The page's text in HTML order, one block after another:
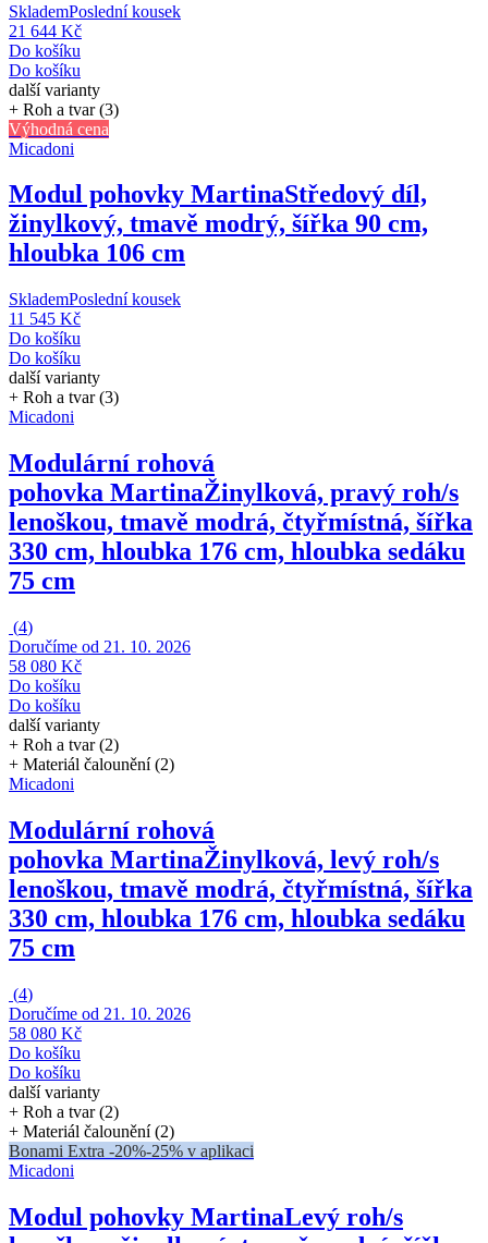
SklademPoslední kousek
21 644 Kč
Do košíku
Do košíku
další varianty
+ Roh a tvar (3)
Výhodná cena
Micadoni
Modul pohovky MartinaStředový díl,
žinylkový, tmavě modrý, šířka 90 cm,
hloubka 106 cm
SklademPoslední kousek
11 545 Kč
Do košíku
Do košíku
další varianty
+ Roh a tvar (3)
Micadoni
Modulární rohová
pohovka MartinaŽinylková, pravý roh/s
lenoškou, tmavě modrá, čtyřmístná, šířka
330 cm, hloubka 176 cm, hloubka sedáku
75 cm
(4)
Doručíme od 21. 10. 2026
58 080 Kč
Do košíku
Do košíku
další varianty
+ Roh a tvar (2)
+ Materiál čalounění (2)
Micadoni
Modulární rohová
pohovka MartinaŽinylková, levý roh/s
lenoškou, tmavě modrá, čtyřmístná, šířka
330 cm, hloubka 176 cm, hloubka sedáku
75 cm
(4)
Doručíme od 21. 10. 2026
58 080 Kč
Do košíku
Do košíku
další varianty
+ Roh a tvar (2)
+ Materiál čalounění (2)
Bonami Extra -20%-25% v aplikaci
Micadoni
Modul pohovky MartinaLevý roh/s